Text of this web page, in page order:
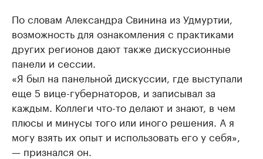
По словам Александра Свинина из Удмуртии,
возможность для ознакомления с практиками
других регионов дают также дискуссионные
панели и сессии.
«Я был на панельной дискуссии, где выступали
еще 5 вице-губернаторов, и записывал за
каждым. Коллеги что-то делают и знают, в чем
плюсы и минусы того или иного решения. А я
могу взять их опыт и использовать его у себя»,
— признался он.